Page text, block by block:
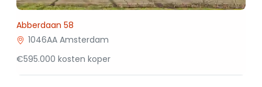
Abberdaan 58
1046AA Amsterdam
€595.000 kosten koper